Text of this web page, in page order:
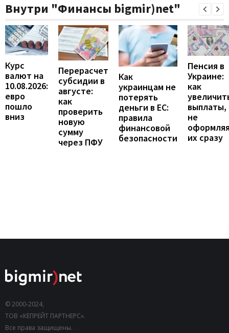
Внутри "Финансы bigmir)net"
Курс
валют на
10.08.2026:
евро
пошло
вниз
Перерасчет
субсидии в
августе:
как
проверить
новую
сумму
через ПФУ
Как
украинцам не
потерять
деньги в ЕС:
правила
финансовой
безопасности
Пенсия в
Украине:
как
выплаты,
не
их сразу
© 2000-2024,
ТОВ «КЕПРЕЙТ ПАРТНЕРС».
Все права защищены.